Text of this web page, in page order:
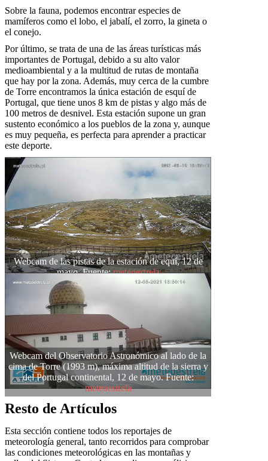
Sobre la fauna, podemos encontrar especies de
mamíferos como el lobo, el jabalí, el zorro, la gineta o
el conejo.
Por último, se trata de una de las áreas turísticas más
importantes de Portugal, debido a su alto valor
medioambiental y a la multitud de rutas de montaña
que hay por la zona. Además, muy cerca de la cumbre
de Torre encontramos la única estación de esquí de
Portugal, que tiene unos 8 km de pistas y algo más de
100 metros de desnivel. Esta estación supone un gran
sustento económico a los pueblos de la zona y, aunque
es muy pequeña, es perfecta para aprender a practicar
este deporte.
Webcam de las pistas de la estación de equí, 12 de
mayo. Fuente:meteoestrela
Webcam del Observatorio Astronómico al lado de la
cima de Torre (1993 m), máxima altitud de la sierra y
del Portugal continental, 12 de mayo. Fuente:
meteoestrela
Resto de Artículos
Esta sección contiene todos los reportajes de
meteorología general, tanto recorridos para comprobar
las condiciones meteorológicas en las montañas y